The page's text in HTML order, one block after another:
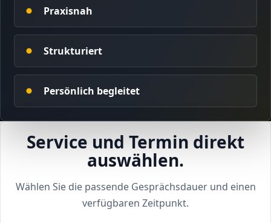
Microlearning richtig gemacht
Unser Bildungsverständnis
Praxisnah
Strukturiert
Persönlich begleitet
Service und Termin direkt
auswählen.
Wählen Sie die passende Gesprächsdauer und einen
verfügbaren Zeitpunkt.